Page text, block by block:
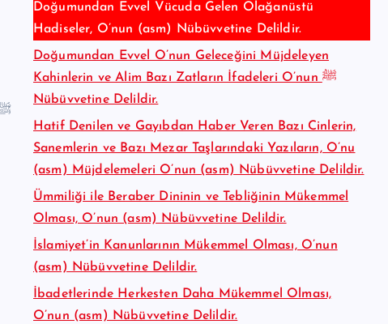
Doğumundan Evvel Vücuda Gelen Olağanüstü
Hadiseler, O’nun (asm) Nübüvvetine Delildir.
Doğumundan Evvel O’nun Geleceğini Müjdeleyen
Kahinlerin ve Alim Bazı Zatların İfadeleri O’nun ﷺ
Nübüvvetine Delildir.
Hatif Denilen ve Gayıbdan Haber Veren Bazı Cinlerin,
Sanemlerin ve Bazı Mezar Taşlarındaki Yazıların, O’nu
(asm) Müjdelemeleri O’nun (asm) Nübüvvetine Delildir.
Ümmiliği ile Beraber Dininin ve Tebliğinin Mükemmel
Olması, O’nun (asm) Nübüvvetine Delildir.
İslamiyet’in Kanunlarının Mükemmel Olması, O’nun
(asm) Nübüvvetine Delildir.
İbadetlerinde Herkesten Daha Mükemmel Olması,
O’nun (asm) Nübüvvetine Delildir.